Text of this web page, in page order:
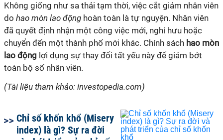
Không giống như sa thải tạm thời, việc cắt giảm nhân viên
do hao mòn lao động hoàn toàn là tự nguyện. Nhân viên
đã quyết định nhận một công việc mới, nghỉ hưu hoặc
chuyển đến một thành phố mới khác. Chính sách hao mòn
lao động lợi dụng sự thay đổi tất yếu này để giảm bớt
toàn bộ số nhân viên.
(Tài liệu tham khảo: investopedia.com)
Chỉ số khốn khổ (Misery
index) là gì? Sự ra đời